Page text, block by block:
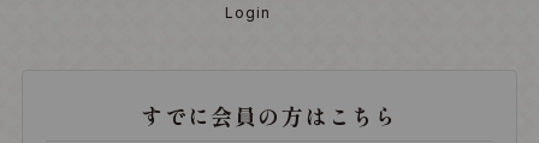
Login
すでに会員の方はこちら